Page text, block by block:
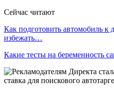
Сейчас читают
Как подготовить автомобиль к
избежать…
Какие тесты на беременность